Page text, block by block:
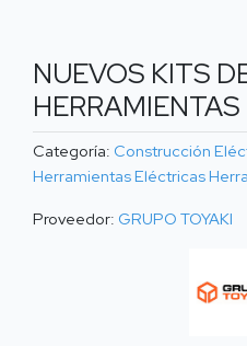
NUEVOS KITS
Categoría: Construcción
Herramientas Eléctricas
Proveedor: GRUPO TOYAKI